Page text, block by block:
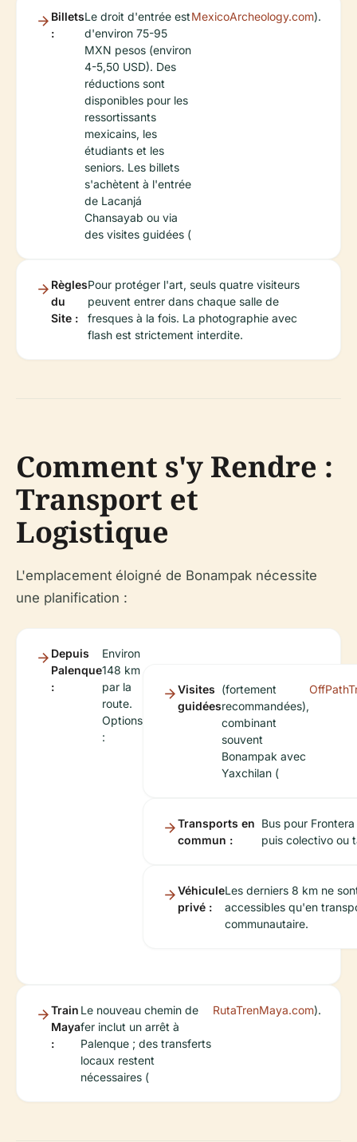
Billets
:
Le droit d'entrée est
d'environ 75-95
MXN pesos (environ
4-5,50 USD). Des
réductions sont
disponibles pour les
ressortissants
mexicains, les
étudiants et les
seniors. Les billets
s'achètent à l'entrée
de Lacanjá
Chansayab ou via
des visites guidées (
MexicoArcheology.com).
Règles
du
Site :
Pour protéger l'art, seuls quatre visiteurs
peuvent entrer dans chaque salle de
fresques à la fois. La photographie avec
flash est strictement interdite.
Comment s'y Rendre :
Transport et
Logistique
L'emplacement éloigné de Bonampak nécessite
une planification :
Depuis
Palenque
:
Environ
148 km
par la
route.
Options
:
Visites
guidées
(fortement
recommandées),
combinant
souvent
Bonampak avec
Yaxchilan (
Transports en
commun :
Bus pour
puis colectivo ou
Véhicule
privé :
Les derniers 8 km ne
accessibles qu'en
communautaire.
Train
Maya
:
Le nouveau chemin de
fer inclut un arrêt à
Palenque ; des transferts
locaux restent
nécessaires (
RutaTrenMaya.com).